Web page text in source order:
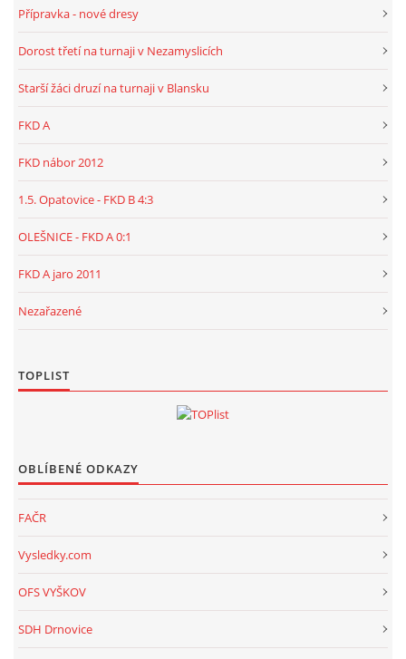
Přípravka - nové dresy
Dorost třetí na turnaji v Nezamyslicích
Starší žáci druzí na turnaji v Blansku
FKD A
FKD nábor 2012
1.5. Opatovice - FKD B 4:3
OLEŠNICE - FKD A 0:1
FKD A jaro 2011
Nezařazené
TOPLIST
OBLÍBENÉ ODKAZY
FAČR
Vysledky.com
OFS VYŠKOV
SDH Drnovice